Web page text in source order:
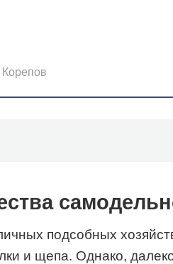
Корепов
подсобных
и щепа. Однако,